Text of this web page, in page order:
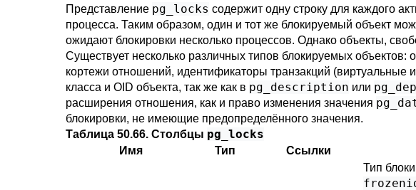
Представление pg_locks содержит одну строку для каждого
процесса. Таким образом, один и тот же блокируемый объект
ожидают блокировки несколько процессов. Однако объекты,
Существует несколько различных типов блокируемых
кортежи отношений, идентификаторы транзакций
класса и OID объекта, так же как в pg_description или
расширения отношения, как и право изменения значения
блокировки, не имеющие предопределённого значения.
Таблица 50.66. Столбцы pg_locks
Имя Тип Ссылки
Тип